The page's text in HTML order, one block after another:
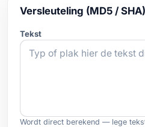
Versleuteling (MD5 / SHA)
Tekst
Wordt direct berekend — lege